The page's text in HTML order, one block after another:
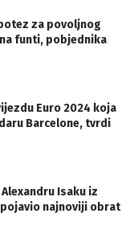
za povoljnog
funti, pobjednika
Euro 2024 koja
Barcelone, tvrdi
Isaku iz
najnoviji obrat